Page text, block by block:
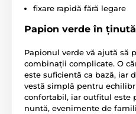
fixare rapidă fără legare
Papion verde în ținută
Papionul verde vă ajută să
combinații complicate. O
este suficientă ca bază, iar
vestă simplă pentru
confortabil, iar outfitul este
nuntă, evenimente de